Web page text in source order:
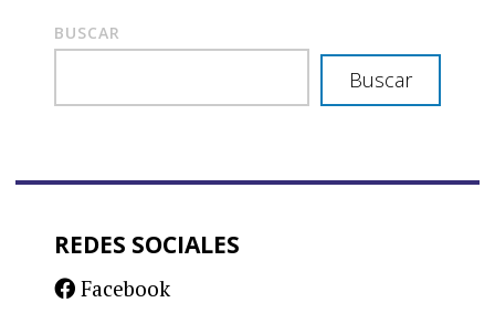
BUSCAR
Buscar
REDES SOCIALES
Facebook